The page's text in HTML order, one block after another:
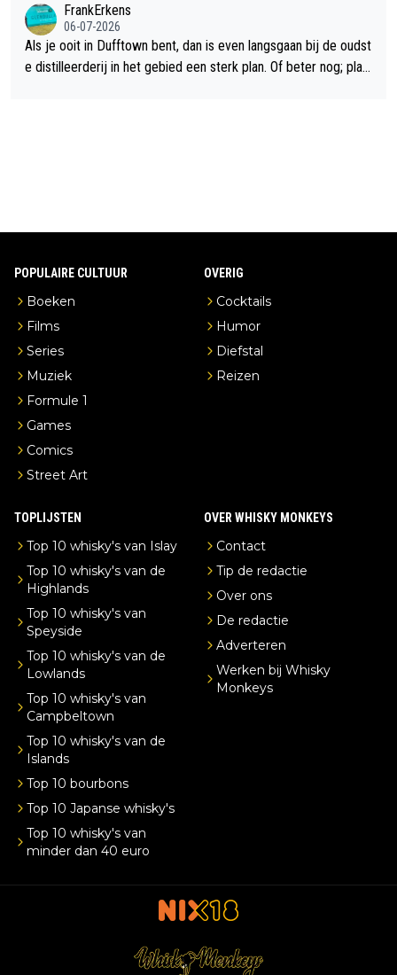
FrankErkens
06-07-2026
Als je ooit in Dufftown bent, dan is even langsgaan bij de oudst
e distilleerderij in het gebied een sterk plan. Of beter nog; plan
POPULAIRE CULTUUR
Boeken
Films
Series
Muziek
Formule 1
Games
Comics
Street Art
OVERIG
Cocktails
Humor
Diefstal
Reizen
TOPLIJSTEN
Top 10 whisky's van Islay
Top 10 whisky's van de
Highlands
Top 10 whisky's van
Speyside
Top 10 whisky's van de
Lowlands
Top 10 whisky's van
Campbeltown
Top 10 whisky's van de
Islands
Top 10 bourbons
Top 10 Japanse whisky's
Top 10 whisky's van
minder dan 40 euro
OVER WHISKY MONKEYS
Contact
Tip de redactie
Over ons
De redactie
Adverteren
Werken bij Whisky
Monkeys